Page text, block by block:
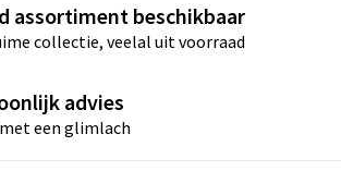
assortiment beschikbaar
collectie, veelal uit voorraad
advies
een glimlach